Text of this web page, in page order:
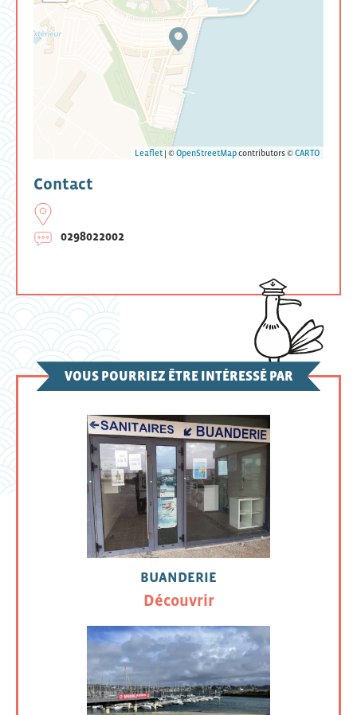
Leaflet | ©OpenStreetMapcontributors ©CARTO
Contact
0298022002
VOUS POURRIEZ ÊTRE INTÉRESSÉ PAR
BUANDERIE
Découvrir